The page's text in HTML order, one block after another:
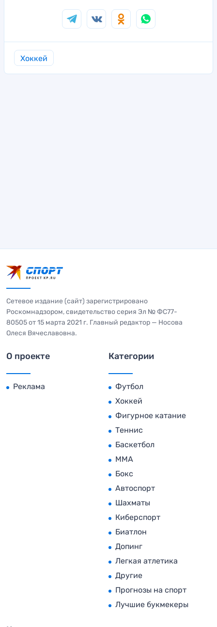
Хоккей
Сетевое издание (сайт) зарегистрировано
Роскомнадзором, свидетельство серия Эл № ФС77-
80505 от 15 марта 2021 г. Главный редактор — Носова
Олеся Вячеславовна.
О проекте
Реклама
Категории
Футбол
Хоккей
Фигурное катание
Теннис
Баскетбол
MMA
Бокс
Автоспорт
Шахматы
Киберспорт
Биатлон
Допинг
Легкая атлетика
Другие
Прогнозы на спорт
Лучшие букмекеры